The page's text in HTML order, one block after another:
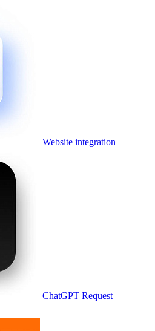
Website integration
ChatGPT Request